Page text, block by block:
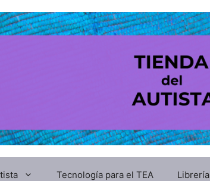
Tecnología para el TEA Librería